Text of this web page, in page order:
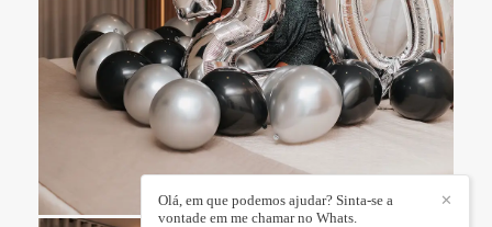
✕
Olá, em que podemos ajudar? Sinta-se a
vontade em me chamar no Whats.